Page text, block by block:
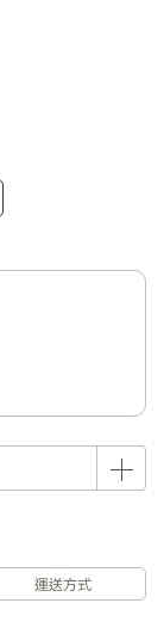
運送方式